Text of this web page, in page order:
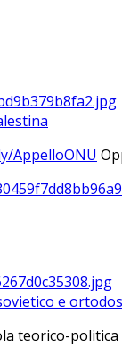
AppelloONU
e
teorico-